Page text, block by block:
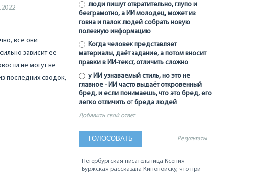
все они
зависит её
не могут не
последних сводок,
люди пишут отвратительно, глупо и
безграмотно, а ИИ молодец, может из
говна и палок людей собрать новую
полезную информацию
Когда человек представляет
материалы, даёт задание, а потом вносит
правки в ИИ-текст, отличить сложно
у ИИ узнаваемый стиль, но это не
главное - ИИ часто выдаёт откровенный
бред, и если понимаешь, что это бред, его
легко отличить от бреда людей
Добавить свой ответ
Результаты
Петербургская писательница Ксения
Буржская рассказала Кинопоиску, что при